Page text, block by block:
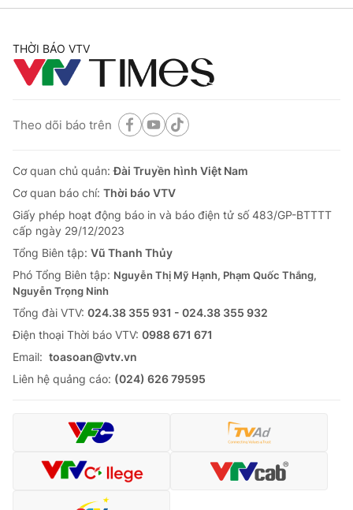
THỜI BÁO VTV
Theo dõi báo trên
Cơ quan chủ quản:Đài Truyền hình Việt Nam
Cơ quan báo chí: Thời báo VTV
Giấy phép hoạt động báo in và báo điện tử số 483/GP-BTTTT
cấp ngày 29/12/2023
Tổng Biên tập: Vũ Thanh Thủy
Phó Tổng Biên tập: Nguyễn Thị Mỹ Hạnh, Phạm Quốc Thắng,
Nguyễn Trọng Ninh
Tổng đài VTV: 024.38 355 931 - 024.38 355 932
Ðiện thoại Thời báo VTV: 0988 671 671
Email: toasoan@vtv.vn
Liên hệ quảng cáo: (024) 626 79595